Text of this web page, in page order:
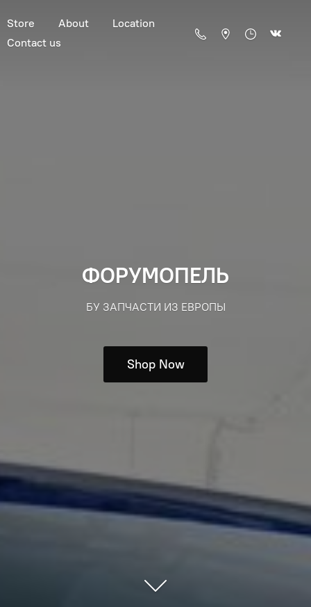
Store About
Location
Contact us
ФОРУМОПЕЛЬ
БУ ЗАПЧАСТИ ИЗ ЕВРОПЫ
Shop Now